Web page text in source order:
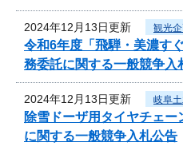
2024年12月13日更新 観光
令和6年度「飛騨・美濃す
務委託に関する一般競争入
2024年12月13日更新 岐阜
除雪ドーザ用タイヤチェ
に関する一般競争入札公告